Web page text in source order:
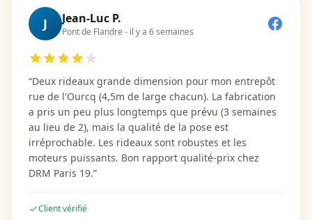
J Jean-Luc P.
Pont de Flandre - il y a 6 semaines
“Deux rideaux grande dimension pour mon entrepôt
rue de l'Ourcq (4,5m de large chacun). La fabrication
a pris un peu plus longtemps que prévu (3 semaines
au lieu de 2), mais la qualité de la pose est
irréprochable. Les rideaux sont robustes et les
moteurs puissants. Bon rapport qualité-prix chez
DRM Paris 19.”
Client vérifié